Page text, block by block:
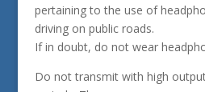
pertaining to the use of
driving on public roads.
If in doubt, do not wear
Do not transmit with high